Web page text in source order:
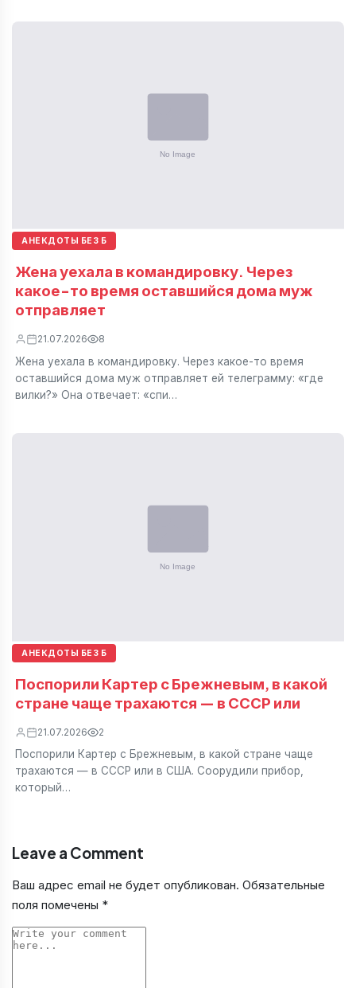
АНЕКДОТЫ БЕЗ Б
Жена уехала в командировку. Через
какое-то время оставшийся дома муж
отправляет
21.07.2026 8
Жена уехала в командировку. Через какое-то время
оставшийся дома муж отправляет ей телеграмму: «где
вилки?» Она отвечает: «спи…
АНЕКДОТЫ БЕЗ Б
Поспорили Картер с Брежневым, в какой
стране чаще трахаются — в СССР или
21.07.2026 2
Поспорили Картер с Брежневым, в какой стране чаще
трахаются — в СССР или в США. Соорудили прибор,
который…
Leave a Comment
Ваш адрес email не будет опубликован. Обязательные
поля помечены *
Comment